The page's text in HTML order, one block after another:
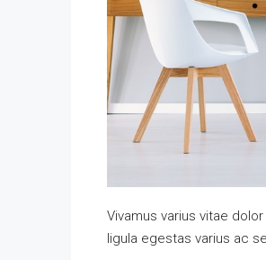
Vivamus varius vitae
ligula egestas varius ac